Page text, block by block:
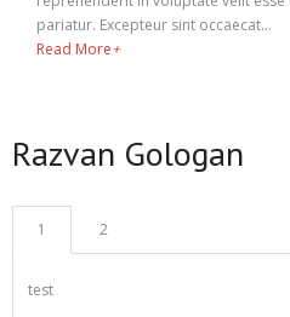
pariatur. Excepteur sint occaecat…
Read More+
Razvan Gologan
1 2
test